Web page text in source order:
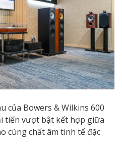
của Bowers & Wilkins 600
tiến vượt bật kết hợp giữa
cùng chất âm tinh tế đặc